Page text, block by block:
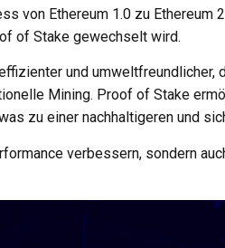
von Ethereum 1.0 zu Ethereum
of Stake gewechselt wird.
und umweltfreundlicher,
Mining. Proof of Stake
zu einer nachhaltigeren und
verbessern, sondern